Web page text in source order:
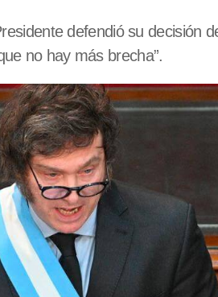
defendió su
no hay más brecha”.